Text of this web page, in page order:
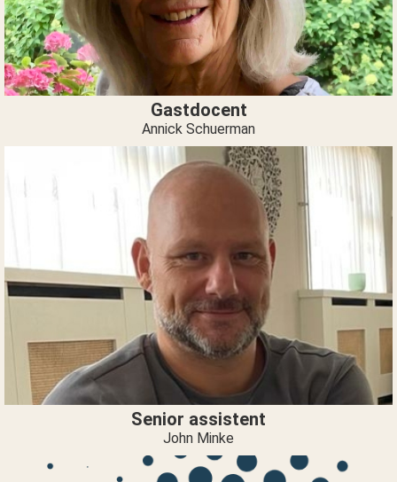
Gastdocent
Annick Schuerman
Senior assistent
John Minke